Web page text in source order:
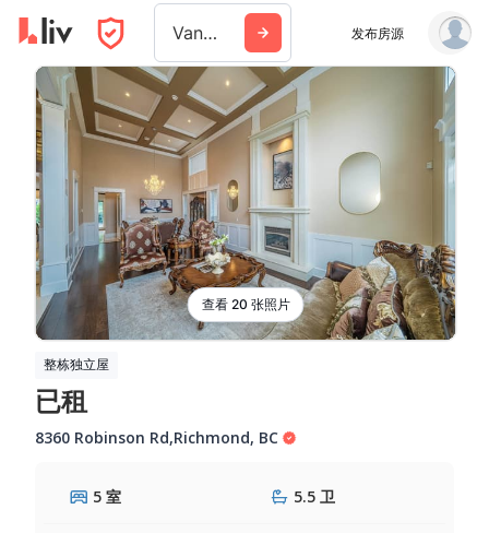
Vancouver 发布房源
查看 20 张照片
整栋独立屋
已租
8360 Robinson Rd,Richmond, BC
5 室 5.5 卫